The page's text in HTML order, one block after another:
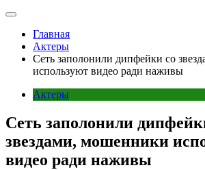
Главная
Актеры
Сеть заполонили дипфейки со
используют видео ради наживы
Актеры
Сеть заполонили
звездами, мошенники
видео ради наживы